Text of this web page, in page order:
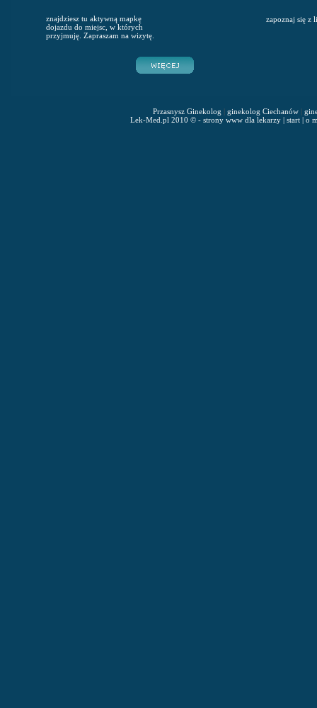
znajdziesz tu aktywną mapkę
dojazdu do miejsc, w których
przyjmuję. Zapraszam na wizytę.
zapoznaj się z
Przasnysz Ginekolog | ginekolog Ciechanów|
Lek-Med.pl 2010 © - strony www dla lekarzy| start| o